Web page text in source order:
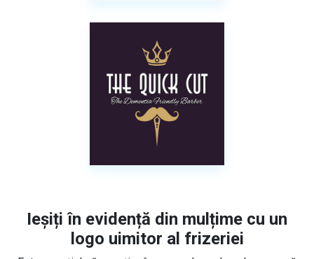
Ieșiți în evidență din mulțime cu un
logo uimitor al frizeriei